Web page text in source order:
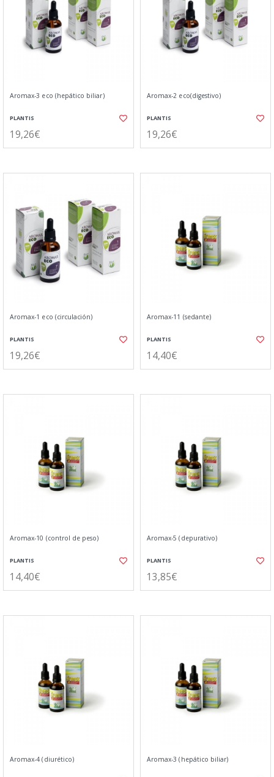
Aromax-3 eco (hepático biliar)
PLANTIS
19,26€
Aromax-2 eco(digestivo)
PLANTIS
19,26€
Aromax-1 eco (circulación)
PLANTIS
19,26€
Aromax-11 (sedante)
PLANTIS
14,40€
Aromax-10 (control de peso)
PLANTIS
14,40€
Aromax-5 (depurativo)
PLANTIS
13,85€
Aromax-4 (diurético) Aromax-3 (hepático biliar)